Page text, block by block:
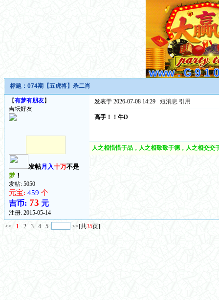
标题： 074期【五虎将】杀二肖
【有梦有朋友】
吉坛好友
发帖月入十万不是
梦！
发帖: 5050
元宝: 459 个
吉币: 73 元
注册: 2015-05-14
发表于 2026-07-08 14:29 短消息 引用
高手！！牛D
人之相惜惜于品，人之相敬敬于德，人之相交
<< 1 2 3 4 5 >>[共35页]